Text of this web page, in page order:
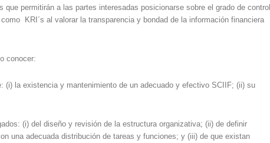
permitirán a las partes interesadas posicionarse sobre el grado de control
KRI´s al valorar la transparencia y bondad de la información financiera
conocer:
la existencia y mantenimiento de un adecuado y efectivo SCIIF; (ii) su
(i) del diseño y revisión de la estructura organizativa; (ii) de definir
una adecuada distribución de tareas y funciones; y (iii) de que existan